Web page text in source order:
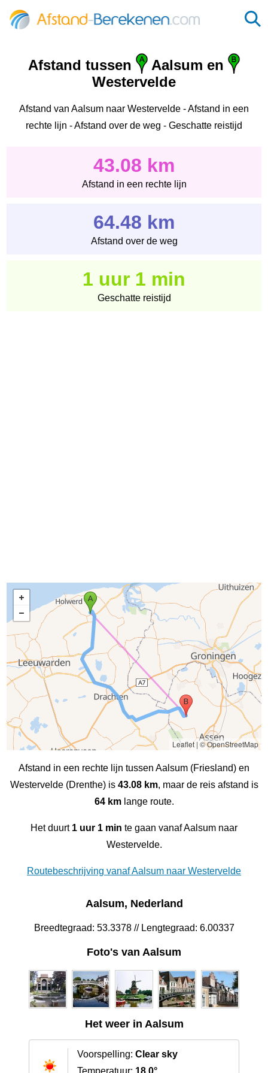
Afstand tussen
Aalsum en
Westervelde
Afstand van Aalsum naar Westervelde - Afstand in een
rechte lijn - Afstand over de weg - Geschatte reistijd
43.08 km
Afstand in een rechte lijn
64.48 km
Afstand over de weg
1 uur 1 min
Geschatte reistijd
Leaflet|© OpenStreetMap
Afstand in een rechte lijn tussen Aalsum (Friesland) en
Westervelde (Drenthe) is 43.08 km, maar de reis afstand is
64 kmlange route.
Het duurt 1 uur 1 min te gaan vanaf Aalsum naar
Westervelde.
Routebeschrijving vanaf Aalsum naar Westervelde
Aalsum, Nederland
Breedtegraad: 53.3378 // Lengtegraad: 6.00337
Foto's van Aalsum
Het weer in Aalsum
Voorspelling: Clear sky